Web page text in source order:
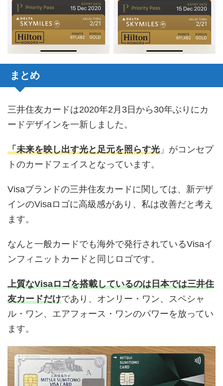
まとめ
三井住友カードは2020年2月3日から30年ぶりにカ
ードデザインを一新しました。
「未来を映し出す光と足元を照らす光 」がコンセプ
トのカードフェイスとなっています。
Visaブランドの三井住友カードに関しては、新デザ
インのVisaロゴに高級感があり、私は改善だと考え
ます。
なんと一般カードでも海外で発行されているVisaイ
ンフィニットカードと同じロゴです。
上質なVisaロゴを搭載しているのは日本では三井住
友カードだけであり、オンリー・ワン、スペシャ
ル・ワン、エアフォース・ワンのパワーを放ってい
ます。